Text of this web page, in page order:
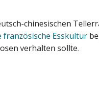
chinesischen
französische Esskultur
verhalten sollte.